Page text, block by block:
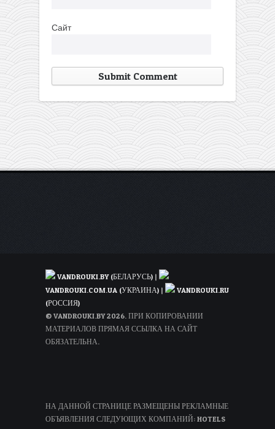
Сайт
VANDROUKI.BY (БЕЛАРУСЬ) |
VANDROUKI.COM.UA (УКРАИНА) |
VANDROUKI.RU
(РОССИЯ)
© VANDROUKI.BY 2026. ПРИ КОПИРОВАНИИ
МАТЕРИАЛОВ ПРЯМАЯ ССЫЛКА НА САЙТ
ОБЯЗАТЕЛЬНА.
НА ДАННОЙ СТРАНИЦЕ РАЗМЕЩЕНЫ РЕКЛАМНЫЕ
ОБЪЯВЛЕНИЯ СЛЕДУЮЩИХ КОМПАНИЙ: HOTELS